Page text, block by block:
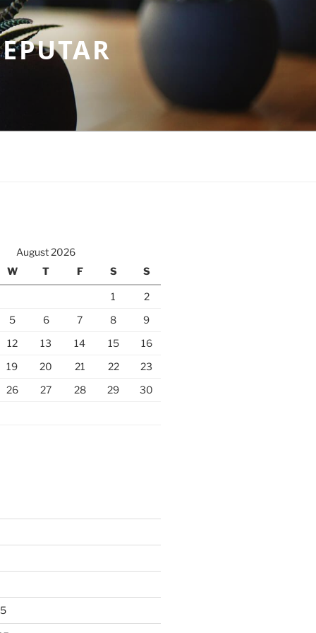
August 2026
W T F S S
1
2
5 6 7 8
9
12 13 14 15
16
19 20 21 22
23
26 27 28 29
30